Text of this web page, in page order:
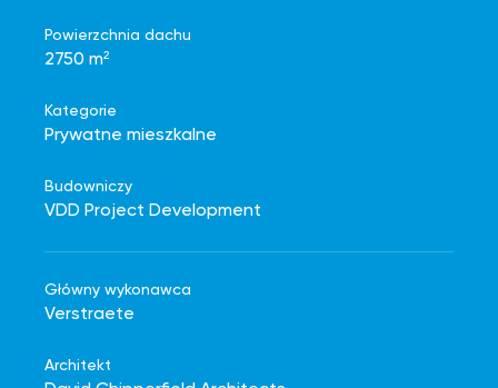
Powierzchnia dachu
2750 m²
Kategorie
Prywatne mieszkalne
Budowniczy
VDD Project Development
Główny wykonawca
Verstraete
Architekt